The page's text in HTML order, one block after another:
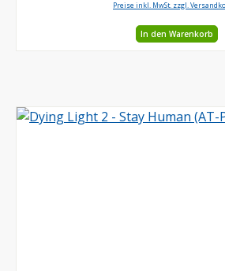
Preise inkl. MwSt. zzgl.
In den Warenkorb